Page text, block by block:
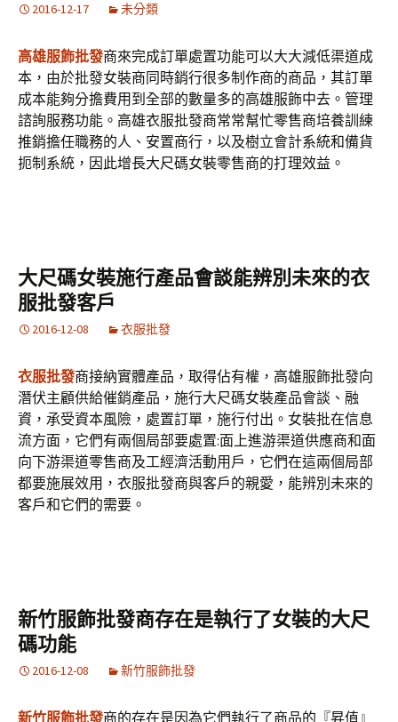
2016-12-17 未分類
高雄服飾批發商來完成訂單處置功能可以大大減低渠道成
本，由於批發女裝商同時銷行很多制作商的商品，其訂單
成本能夠分擔費用到全部的數量多的高雄服飾中去。管理
諮詢服務功能。高雄衣服批發商常常幫忙零售商培養訓練
推銷擔任職務的人、安置商行，以及樹立會計系統和備貨
扼制系統，因此增長大尺碼女裝零售商的打理效益。
大尺碼女裝施行產品會談能辨別未來的衣
服批發客戶
2016-12-08 衣服批發
衣服批發商接納實體產品，取得佔有權，高雄服飾批發向
潛伏主顧供給催銷產品，施行大尺碼女裝產品會談、融
資，承受資本風險，處置訂單，施行付出。女裝批在信息
流方面，它們有兩個局部要處置:面上進游渠道供應商和面
向下游渠道零售商及工經濟活動用戶，它們在這兩個局部
都要施展效用，衣服批發商與客戶的親愛，能辨別未來的
客戶和它們的需要。
新竹服飾批發商存在是執行了女裝的大尺
碼功能
2016-12-08 新竹服飾批發
新竹服飾批發商的存在是因為它們執行了商品的『昇值』